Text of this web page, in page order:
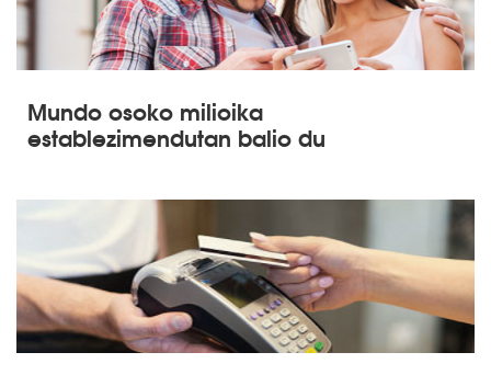
Mundo osoko milioika
establezimendutan balio du